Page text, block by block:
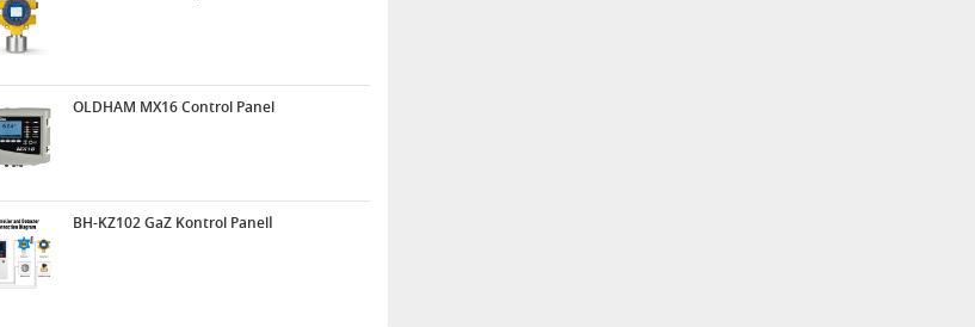
OLDHAM MX16 Control Panel
BH-KZ102 GaZ Kontrol Panelİ